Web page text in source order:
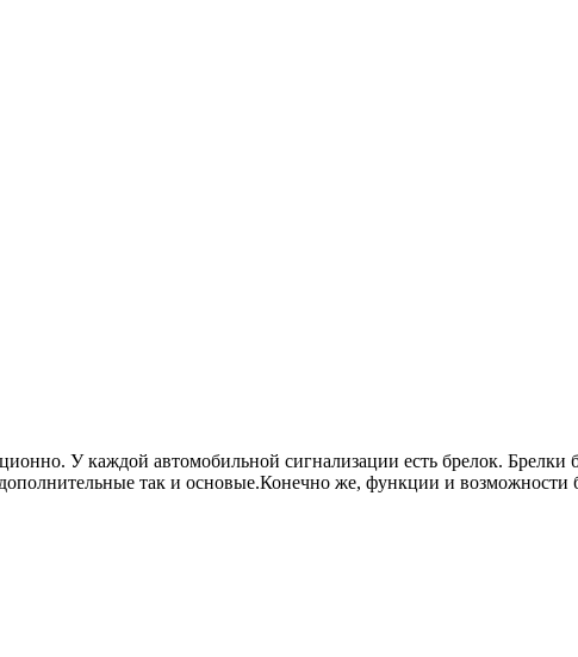
У каждой автомобильной сигнализации есть брелок. Брелки
так и основые.Конечно же, функции и возможности